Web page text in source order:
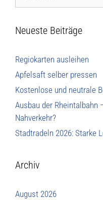
Neueste Beiträge
Regiokarten ausleihen
Apfelsaft selber pressen
Kostenlose und neutrale
Ausbau der Rheintalbahn
Nahverkehr?
Stadtradeln 2026: Starke
Archiv
August 2026